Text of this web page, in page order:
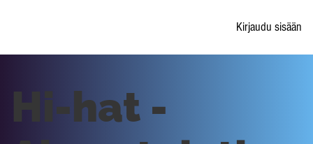
Kirjaudu sisään
Hi-hat -